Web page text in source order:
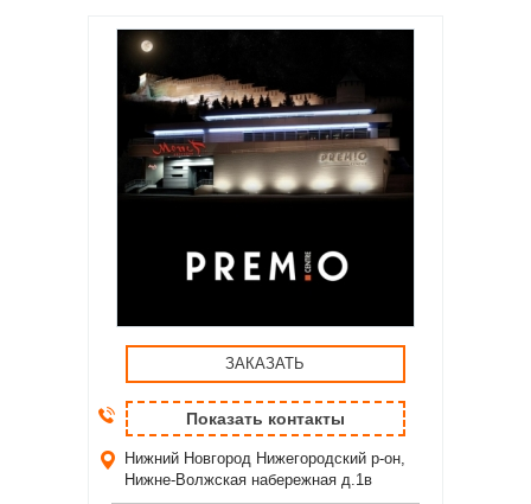
ЗАКАЗАТЬ
Показать контакты
Нижний Новгород Нижегородский р-он,
Нижне-Волжская набережная д.1в